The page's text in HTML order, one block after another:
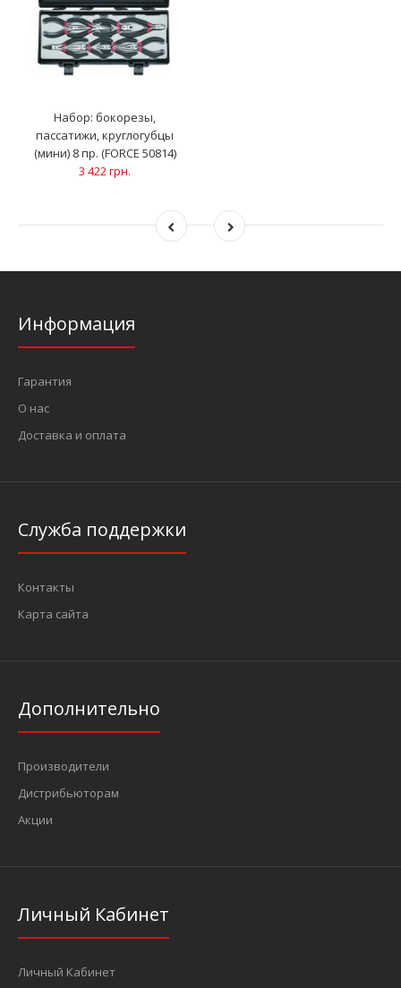
Набор: бокорезы,
пассатижи, круглогубцы
(мини) 8 пр. (FORCE 50814)
3 422 грн.
Информация
Гарантия
О нас
Доставка и оплата
Служба поддержки
Контакты
Карта сайта
Дополнительно
Производители
Дистрибьюторам
Акции
Личный Кабинет
Личный Кабинет